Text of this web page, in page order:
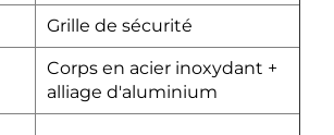
Grille de sécurité
Corps en acier inoxydant +
alliage d'aluminium